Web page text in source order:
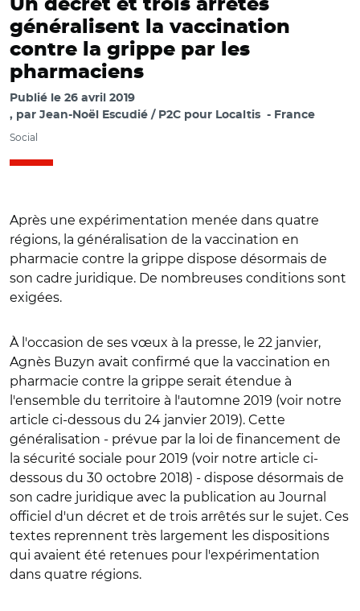
Un décret et trois arrêtés
généralisent la vaccination
contre la grippe par les
pharmaciens
Publié le 26 avril 2019
par Jean-Noël Escudié / P2C pour Localtis France
Social
Après une expérimentation menée dans quatre
régions, la généralisation de la vaccination en
pharmacie contre la grippe dispose désormais de
son cadre juridique. De nombreuses conditions sont
exigées.
À l'occasion de ses vœux à la presse, le 22 janvier,
Agnès Buzyn avait confirmé que la vaccination en
pharmacie contre la grippe serait étendue à
l'ensemble du territoire à l'automne 2019 (voir notre
article ci-dessous du 24 janvier 2019). Cette
généralisation - prévue par la loi de financement de
la sécurité sociale pour 2019 (voir notre article ci-
dessous du 30 octobre 2018) - dispose désormais de
son cadre juridique avec la publication au Journal
officiel d'un décret et de trois arrêtés sur le sujet. Ces
textes reprennent très largement les dispositions
qui avaient été retenues pour l'expérimentation
dans quatre régions.